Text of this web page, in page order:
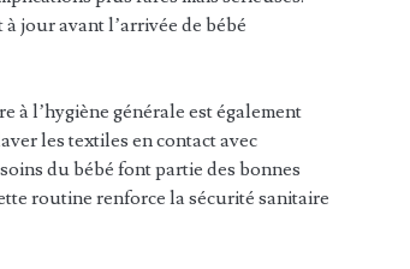
jour avant l’arrivée de bébé
à l’hygiène générale est également
les textiles en contact avec
du bébé font partie des bonnes
routine renforce la sécurité sanitaire